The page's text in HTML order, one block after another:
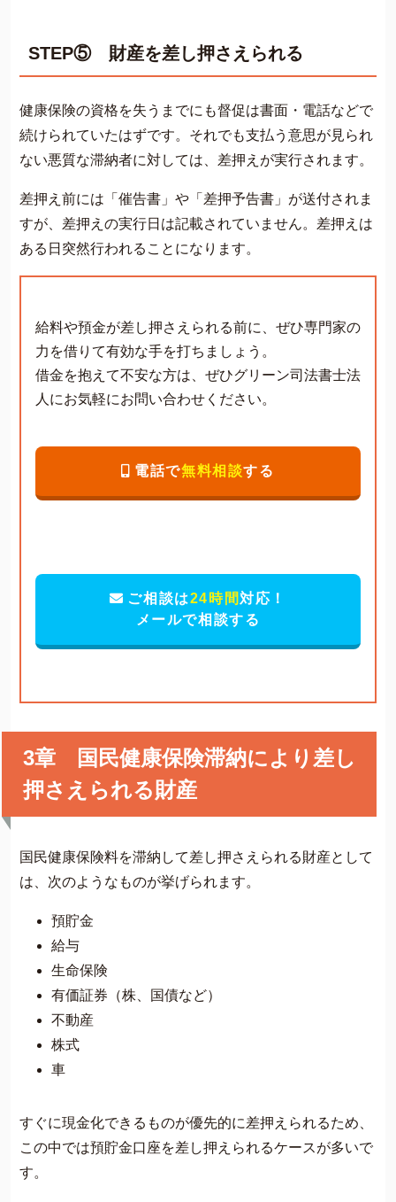
STEP⑤ 財産を差し押さえられる
健康保険の資格を失うまでにも督促は書面・電話などで
続けられていたはずです。それでも支払う意思が見られ
ない悪質な滞納者に対しては、差押えが実行されます。
差押え前には「催告書」や「差押予告書」が送付されま
すが、差押えの実行日は記載されていません。差押えは
ある日突然行われることになります。
給料や預金が差し押さえられる前に、ぜひ専門家の
力を借りて有効な手を打ちましょう。
借金を抱えて不安な方は、ぜひグリーン司法書士法
人にお気軽にお問い合わせください。
電話で無料相談する
ご相談は24時間対応！
メールで相談する
3章 国民健康保険滞納により差し
押さえられる財産
国民健康保険料を滞納して差し押さえられる財産として
は、次のようなものが挙げられます。
預貯金
給与
生命保険
有価証券（株、国債など）
不動産
株式
車
すぐに現金化できるものが優先的に差押えられるため、
この中では預貯金口座を差し押えられるケースが多いで
す。